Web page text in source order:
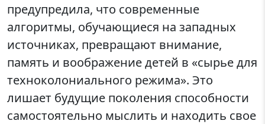
предупредила, что современные
алгоритмы, обучающиеся на западных
источниках, превращают внимание,
память и воображение детей в «сырье для
техноколониального режима». Это
лишает будущие поколения способности
самостоятельно мыслить и находить свое